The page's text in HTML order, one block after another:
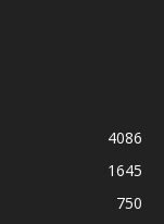
4086
1645
750